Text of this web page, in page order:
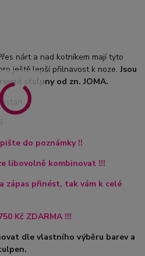
nárt a nad kotníkem mají tyto
ještě lepší přilnavost k noze.Jsou
stulpny od zn. JOMA.
do poznámky !!
libovolně kombinovat !!!
zápas přinést, tak vám k celé
Kč ZDARMA !!!
dle vlastního výběru barev a